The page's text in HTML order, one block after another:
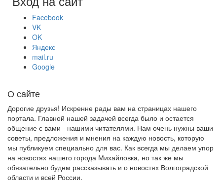
Facebook
VK
OK
Яндекс
mail.ru
Google
О сайте
Дорогие друзья! Искренне рады вам на страницах нашего
портала. Главной нашей задачей всегда было и остается
общение с вами - нашими читателями. Нам очень нужны ваши
советы, предложения и мнения на каждую новость, которую
мы публикуем специально для вас. Как всегда мы делаем упор
на новостях нашего города Михайловка, но так же мы
обязательно будем рассказывать и о новостях Волгоградской
области и всей России.